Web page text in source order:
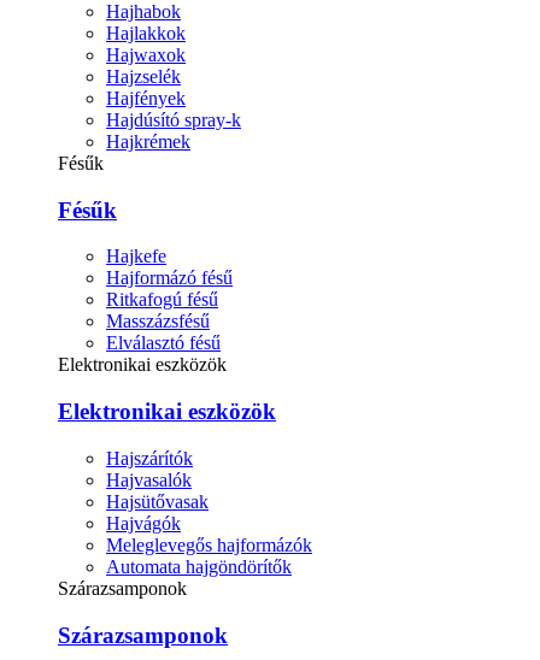
Hajhabok
Hajlakkok
Hajwaxok
Hajzselék
Hajfények
Hajdúsító spray-k
Hajkrémek
Fésűk
Fésűk
Hajkefe
Hajformázó fésű
Ritkafogú fésű
Masszázsfésű
Elválasztó fésű
Elektronikai eszközök
Elektronikai eszközök
Hajszárítók
Hajvasalók
Hajsütővasak
Hajvágók
Meleglevegős hajformázók
Automata hajgöndörítők
Szárazsamponok
Szárazsamponok